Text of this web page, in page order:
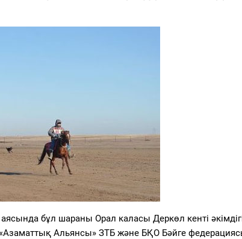
бұл шараны Орал каласы Деркөл кенті
«Азаматтық Альянсы» ЗТБ және БҚО Бәйге